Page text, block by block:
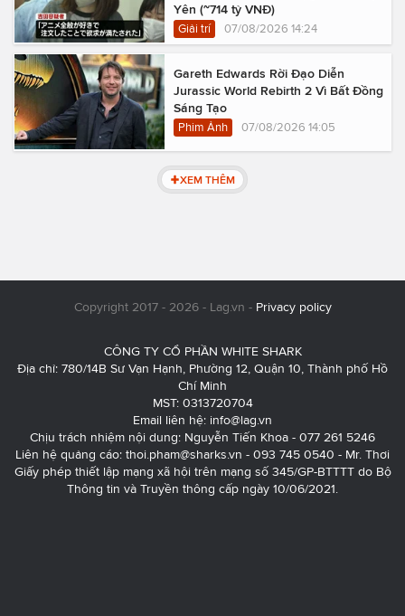
Yên (~714 tỷ VNĐ)
Giải trí 07/08/2026 14:24
Gareth Edwards Rời Đạo Diễn
Jurassic World Rebirth 2 Vì Bất Đồng
Sáng Tạo
Phim Ảnh 07/08/2026 14:05
XEM THÊM
Copyright 2017 - 2026 - Lag.vn - Privacy policy
CÔNG TY CỔ PHẦN WHITE SHARK
Địa chỉ: 780/14B Sư Vạn Hạnh, Phường 12, Quận 10, Thành phố Hồ
Chí Minh
MST: 0313720704
Email liên hệ: info@lag.vn
Chịu trách nhiệm nội dung: Nguyễn Tiến Khoa - 077 261 5246
Liên hệ quảng cáo: thoi.pham@sharks.vn - 093 745 0540 - Mr. Thơi
Giấy phép thiết lập mạng xã hội trên mạng số 345/GP-BTTTT do Bộ
Thông tin và Truyền thông cấp ngày 10/06/2021.